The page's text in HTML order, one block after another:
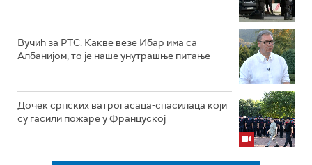
Вучић за РТС: Какве везе Ибар има са
Албанијом, то је наше унутрашње питање
Дочек српских ватрогасаца-спасилаца који
су гасили пожаре у Француској